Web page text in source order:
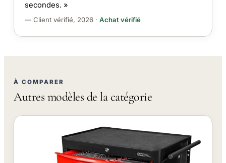
secondes. »
— Client vérifié, 2026 · Achat vérifié
À COMPARER
Autres modèles de la catégorie